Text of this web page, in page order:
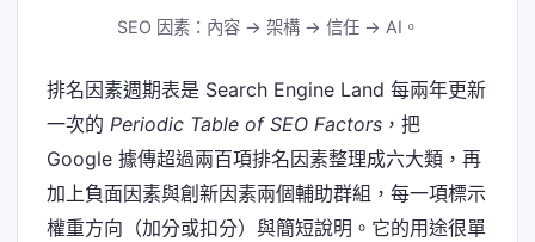
SEO 因素：內容 → 架構 → 信任 → AI。
排名因素週期表是 Search Engine Land 每兩年更新
一次的 Periodic Table of SEO Factors ，把
Google 據傳超過兩百項排名因素整理成六大類，再
加上負面因素與創新因素兩個輔助群組，每一項標示
權重方向（加分或扣分）與簡短說明。它的用途很單